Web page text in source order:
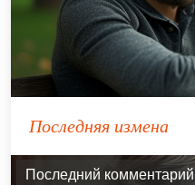
Последняя измена
Последний комментарий